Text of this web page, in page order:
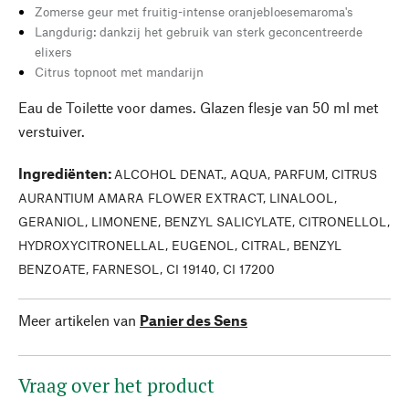
Zomerse geur met fruitig-intense oranjebloesemaroma's
Langdurig: dankzij het gebruik van sterk geconcentreerde
elixers
Citrus topnoot met mandarijn
Eau de Toilette voor dames. Glazen flesje van 50 ml met
verstuiver.
Ingrediënten: ALCOHOL DENAT., AQUA, PARFUM, CITRUS
AURANTIUM AMARA FLOWER EXTRACT, LINALOOL,
GERANIOL, LIMONENE, BENZYL SALICYLATE, CITRONELLOL,
HYDROXYCITRONELLAL, EUGENOL, CITRAL, BENZYL
BENZOATE, FARNESOL, CI 19140, CI 17200
Meer artikelen van Panier des Sens
Vraag over het product